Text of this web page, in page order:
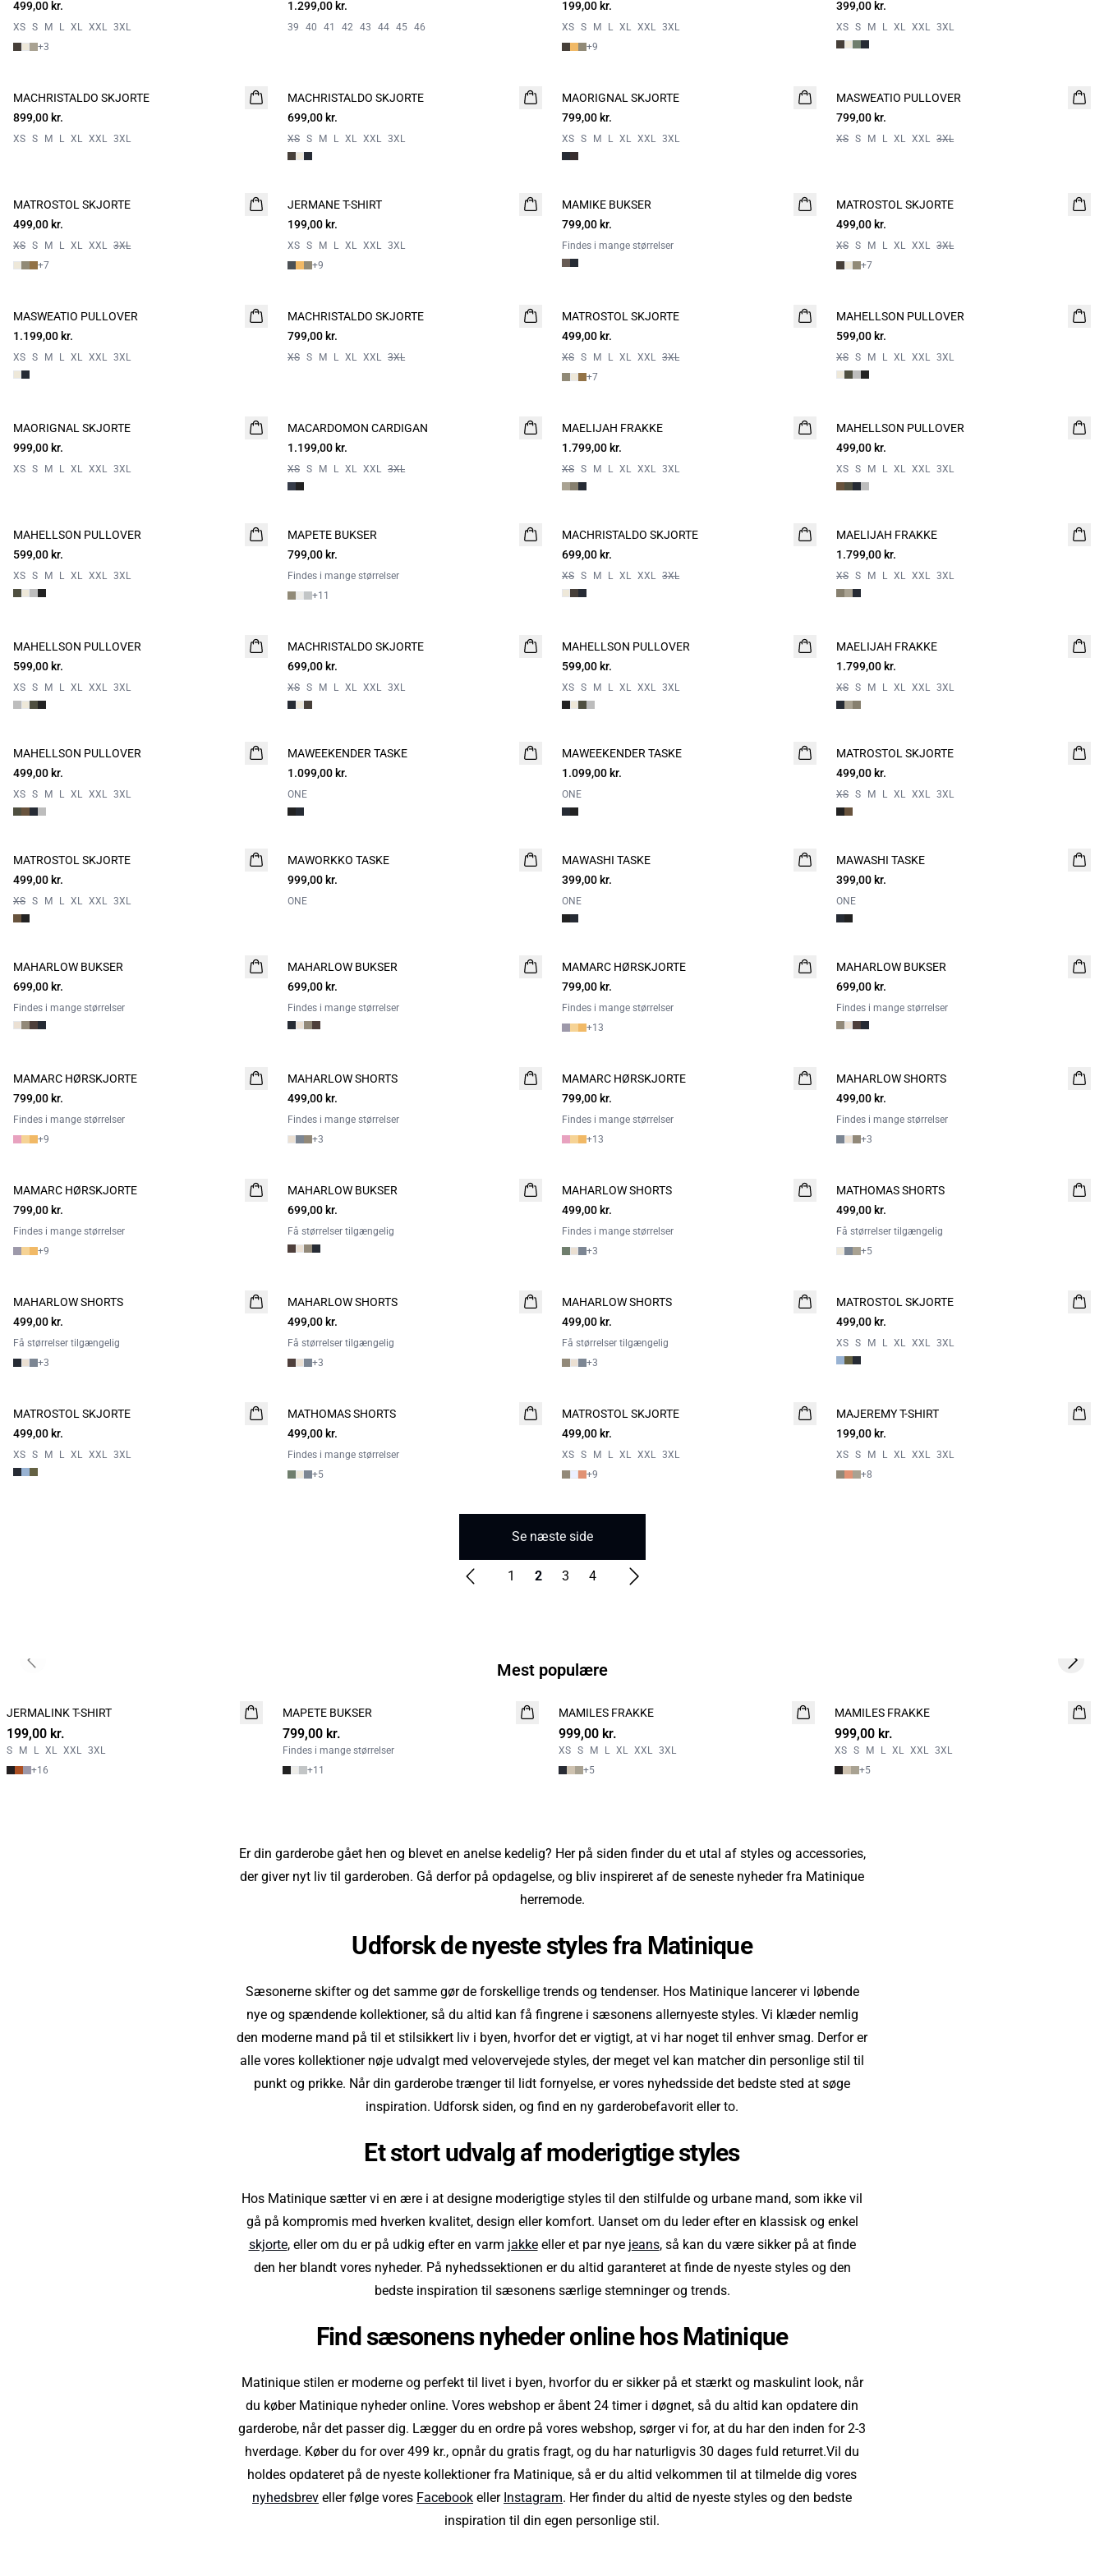
2 FOR 800
499,00 kr.
XS S M L XL XXL 3XL
+3
1.299,00 kr.
39 40 41 42 43 44 45 46
2 for 350
199,00 kr.
XS S M L XL XXL 3XL
+9
399,00 kr.
XS S M L XL XXL 3XL
NYHED
MACHRISTALDO SKJORTE
899,00 kr.
XS S M L XL XXL 3XL
NYHED
MACHRISTALDO SKJORTE
699,00 kr.
XS S M L XL XXL 3XL
NYHED
MAORIGNAL SKJORTE
799,00 kr.
XS S M L XL XXL 3XL
NYHED
MASWEATIO PULLOVER
799,00 kr.
XS S M L XL XXL 3XL
NYHED
2 FOR 800
MATROSTOL SKJORTE
499,00 kr.
XS S M L XL XXL 3XL
+7
NYHED
2 for 350
JERMANE T-SHIRT
199,00 kr.
XS S M L XL XXL 3XL
+9
NYHED
MAMIKE BUKSER
799,00 kr.
Findes i mange størrelser
NYHED
2 FOR 800
MATROSTOL SKJORTE
499,00 kr.
XS S M L XL XXL 3XL
+7
NYHED
MASWEATIO PULLOVER
1.199,00 kr.
XS S M L XL XXL 3XL
NYHED
MACHRISTALDO SKJORTE
799,00 kr.
XS S M L XL XXL 3XL
NYHED
2 FOR 800
MATROSTOL SKJORTE
499,00 kr.
XS S M L XL XXL 3XL
+7
NYHED
MAHELLSON PULLOVER
599,00 kr.
XS S M L XL XXL 3XL
NYHED
MAORIGNAL SKJORTE
999,00 kr.
XS S M L XL XXL 3XL
NYHED
MACARDOMON CARDIGAN
1.199,00 kr.
XS S M L XL XXL 3XL
NYHED
MAELIJAH FRAKKE
1.799,00 kr.
XS S M L XL XXL 3XL
NYHED
2 FOR 800
MAHELLSON PULLOVER
499,00 kr.
XS S M L XL XXL 3XL
NYHED
MAHELLSON PULLOVER
599,00 kr.
XS S M L XL XXL 3XL
NYHED
MAPETE BUKSER
799,00 kr.
Findes i mange størrelser
+11
NYHED
MACHRISTALDO SKJORTE
699,00 kr.
XS S M L XL XXL 3XL
NYHED
MAELIJAH FRAKKE
1.799,00 kr.
XS S M L XL XXL 3XL
NYHED
MAHELLSON PULLOVER
599,00 kr.
XS S M L XL XXL 3XL
NYHED
MACHRISTALDO SKJORTE
699,00 kr.
XS S M L XL XXL 3XL
NYHED
MAHELLSON PULLOVER
599,00 kr.
XS S M L XL XXL 3XL
NYHED
MAELIJAH FRAKKE
1.799,00 kr.
XS S M L XL XXL 3XL
NYHED
2 FOR 800
MAHELLSON PULLOVER
499,00 kr.
XS S M L XL XXL 3XL
NYHED
MAWEEKENDER TASKE
1.099,00 kr.
ONE
NYHED
MAWEEKENDER TASKE
1.099,00 kr.
ONE
NYHED
2 FOR 800
MATROSTOL SKJORTE
499,00 kr.
XS S M L XL XXL 3XL
NYHED
MATROSTOL SKJORTE
499,00 kr.
XS S M L XL XXL 3XL
NYHED
MAWORKKO TASKE
999,00 kr.
ONE
NYHED
MAWASHI TASKE
399,00 kr.
ONE
NYHED
MAWASHI TASKE
399,00 kr.
ONE
NYHED
MAHARLOW BUKSER
699,00 kr.
Findes i mange størrelser
NYHED
MAHARLOW BUKSER
699,00 kr.
Findes i mange størrelser
NYHED
MAMARC HØRSKJORTE
799,00 kr.
Findes i mange størrelser
+13
NYHED
MAHARLOW BUKSER
699,00 kr.
Findes i mange størrelser
NYHED
MAMARC HØRSKJORTE
799,00 kr.
Findes i mange størrelser
+9
NYHED
2 FOR 800
MAHARLOW SHORTS
499,00 kr.
Findes i mange størrelser
+3
NYHED
MAMARC HØRSKJORTE
799,00 kr.
Findes i mange størrelser
+13
NYHED
2 FOR 800
MAHARLOW SHORTS
499,00 kr.
Findes i mange størrelser
+3
NYHED
MAMARC HØRSKJORTE
799,00 kr.
Findes i mange størrelser
+9
NYHED
MAHARLOW BUKSER
699,00 kr.
Få størrelser tilgængelig
NYHED
2 FOR 800
MAHARLOW SHORTS
499,00 kr.
Findes i mange størrelser
+3
NYHED
2 FOR 800
MATHOMAS SHORTS
499,00 kr.
Få størrelser tilgængelig
+5
NYHED
2 FOR 800
MAHARLOW SHORTS
499,00 kr.
Få størrelser tilgængelig
+3
NYHED
2 FOR 800
MAHARLOW SHORTS
499,00 kr.
Få størrelser tilgængelig
+3
NYHED
2 FOR 800
MAHARLOW SHORTS
499,00 kr.
Få størrelser tilgængelig
+3
NYHED
2 FOR 800
MATROSTOL SKJORTE
499,00 kr.
XS S M L XL XXL 3XL
NYHED
2 FOR 800
MATROSTOL SKJORTE
499,00 kr.
XS S M L XL XXL 3XL
NYHED
2 FOR 800
MATHOMAS SHORTS
499,00 kr.
Findes i mange størrelser
+5
NYHED
2 FOR 800
MATROSTOL SKJORTE
499,00 kr.
XS S M L XL XXL 3XL
+9
NYHED
2 for 350
MAJEREMY T-SHIRT
199,00 kr.
XS S M L XL XXL 3XL
+8
Se næste side
1 2 3 4
Mest populære
NYHED
2 for 350
JERMALINK T-SHIRT
199,00 kr.
S M L XL XXL 3XL
+16
NYHED
MAPETE BUKSER
799,00 kr.
Findes i mange størrelser
+11
NYHED
MAMILES FRAKKE
999,00 kr.
XS S M L XL XXL 3XL
+5
NYHED
MAMILES FRAKKE
999,00 kr.
XS S M L XL XXL 3XL
+5
Previous slide Next
Er din garderobe gået hen og blevet en anelse kedelig? Her på siden finder du et utal af styles og accessories,
der giver nyt liv til garderoben. Gå derfor på opdagelse, og bliv inspireret af de seneste nyheder fra Matinique
herremode.
Udforsk de nyeste styles fra Matinique
Sæsonerne skifter og det samme gør de forskellige trends og tendenser. Hos Matinique lancerer vi løbende
nye og spændende kollektioner, så du altid kan få fingrene i sæsonens allernyeste styles. Vi klæder nemlig
den moderne mand på til et stilsikkert liv i byen, hvorfor det er vigtigt, at vi har noget til enhver smag. Derfor er
alle vores kollektioner nøje udvalgt med velovervejede styles, der meget vel kan matcher din personlige stil til
punkt og prikke. Når din garderobe trænger til lidt fornyelse, er vores nyhedsside det bedste sted at søge
inspiration. Udforsk siden, og find en ny garderobefavorit eller to.
Et stort udvalg af moderigtige styles
Hos Matinique sætter vi en ære i at designe moderigtige styles til den stilfulde og urbane mand, som ikke vil
gå på kompromis med hverken kvalitet, design eller komfort. Uanset om du leder efter en klassisk og enkel
skjorte, eller om du er på udkig efter en varm jakkeeller et par nye jeans, så kan du være sikker på at finde
den her blandt vores nyheder. På nyhedssektionen er du altid garanteret at finde de nyeste styles og den
bedste inspiration til sæsonens særlige stemninger og trends.
Find sæsonens nyheder online hos Matinique
Matinique stilen er moderne og perfekt til livet i byen, hvorfor du er sikker på et stærkt og maskulint look, når
du køber Matinique nyheder online. Vores webshop er åbent 24 timer i døgnet, så du altid kan opdatere din
garderobe, når det passer dig. Lægger du en ordre på vores webshop, sørger vi for, at du har den inden for 2-3
hverdage. Køber du for over 499 kr., opnår du gratis fragt, og du har naturligvis 30 dages fuld returret.Vil du
holdes opdateret på de nyeste kollektioner fra Matinique, så er du altid velkommen til at tilmelde dig vores
nyhedsbrev eller følge vores Facebook eller Instagram. Her finder du altid de nyeste styles og den bedste
inspiration til din egen personlige stil.